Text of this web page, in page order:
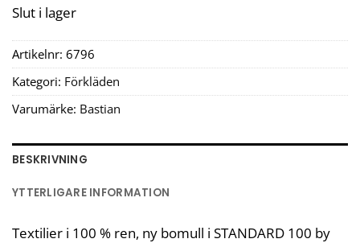
Slut i lager
Artikelnr: 6796
Kategori: Förkläden
Varumärke: Bastian
BESKRIVNING
YTTERLIGARE INFORMATION
Textilier i 100 % ren, ny bomull i STANDARD 100 by